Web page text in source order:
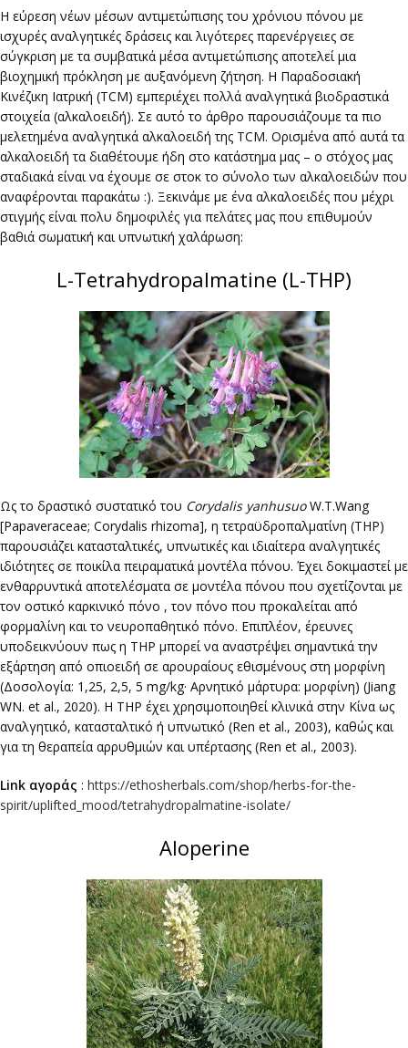
Η εύρεση νέων μέσων αντιμετώπισης του χρόνιου πόνου με
ισχυρές αναλγητικές δράσεις και λιγότερες παρενέργειες σε
σύγκριση με τα συμβατικά μέσα αντιμετώπισης αποτελεί μια
βιοχημική πρόκληση με αυξανόμενη ζήτηση. Η Παραδοσιακή
Κινέζικη Ιατρική (TCM) εμπεριέχει πολλά αναλγητικά βιοδραστικά
στοιχεία (αλκαλοειδή). Σε αυτό το άρθρο παρουσιάζουμε τα πιο
μελετημένα αναλγητικά αλκαλοειδή της TCM. Ορισμένα από αυτά τα
αλκαλοειδή τα διαθέτουμε ήδη στο κατάστημα μας – ο στόχος μας
σταδιακά είναι να έχουμε σε στοκ το σύνολο των αλκαλοειδών που
αναφέρονται παρακάτω :). Ξεκινάμε με ένα αλκαλοειδές που μέχρι
στιγμής είναι πολυ δημοφιλές για πελάτες μας που επιθυμούν
βαθιά σωματική και υπνωτική χαλάρωση:
L-Tetrahydropalmatine (L-THP)
Ως το δραστικό συστατικό του Corydalis yanhusuoW.T.Wang
[Papaveraceae; Corydalis rhizoma], η τετραϋδροπαλματίνη (THP)
παρουσιάζει κατασταλτικές, υπνωτικές και ιδιαίτερα αναλγητικές
ιδιότητες σε ποικίλα πειραματικά μοντέλα πόνου. Έχει δοκιμαστεί με
ενθαρρυντικά αποτελέσματα σε μοντέλα πόνου που σχετίζονται με
τον οστικό καρκινικό πόνο , τον πόνο που προκαλείται από
φορμαλίνη και το νευροπαθητικό πόνο. Επιπλέον, έρευνες
υποδεικνύουν πως η THP μπορεί να αναστρέψει σημαντικά την
εξάρτηση από οπιοειδή σε αρουραίους εθισμένους στη μορφίνη
(Δοσολογία: 1,25, 2,5, 5 mg/kg· Αρνητικό μάρτυρα: μορφίνη) (Jiang
WN. et al., 2020). Η THP έχει χρησιμοποιηθεί κλινικά στην Κίνα ως
αναλγητικό, κατασταλτικό ή υπνωτικό (Ren et al., 2003), καθώς και
για τη θεραπεία αρρυθμιών και υπέρτασης (Ren et al., 2003).
Link αγοράς : https://ethosherbals.com/shop/herbs-for-the-
spirit/uplifted_mood/tetrahydropalmatine-isolate/
Aloperine